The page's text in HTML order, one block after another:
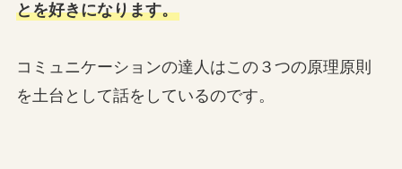
とを好きになります。
コミュニケーションの達人はこの３つの原理原則
を土台として話をしているのです。